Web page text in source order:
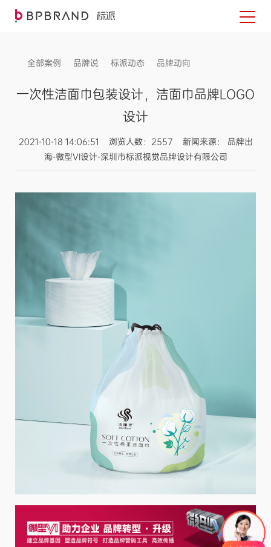
全部案例 品牌说 标派动态 品牌动向
一次性洁面巾包装设计，洁面巾品牌LOGO
设计
2021-10-18 14:06:51 浏览人数：2557 新闻来源： 品牌出
海-微型VI设计-深圳市标派视觉品牌设计有限公司